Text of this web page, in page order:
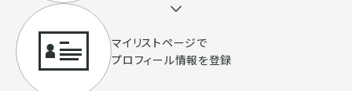
マイリストページで
プロフィール情報を登録